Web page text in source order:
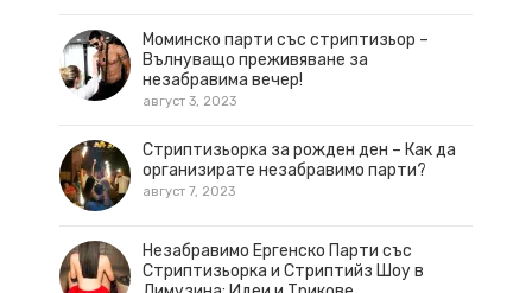
Моминско парти със стриптизьор –
Вълнуващо преживяване за
незабравима вечер!
август 3, 2023
Стриптизьорка за рожден ден – Как да
организирате незабравимо парти?
август 7, 2023
Незабравимо Ергенско Парти със
Стриптизьорка и Стриптийз Шоу в